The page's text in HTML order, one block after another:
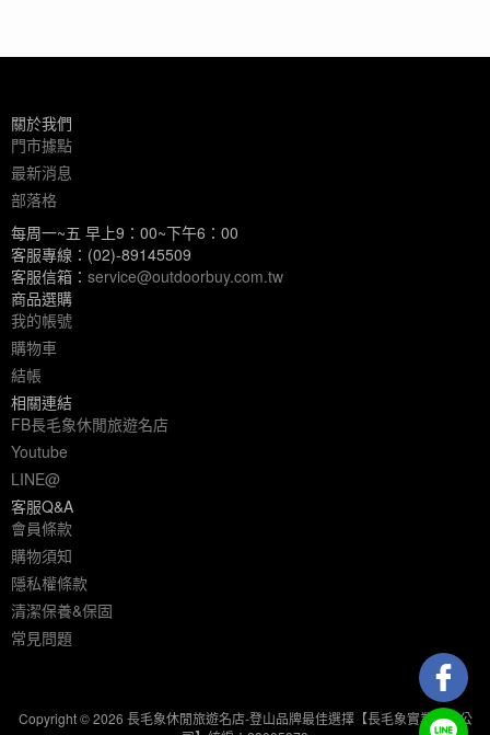
關於我們
門市據點
最新消息
部落格
每周一~五 早上9：00~下午6：00
客服專線：(02)-89145509
客服信箱： service@outdoorbuy.com.tw
商品選購
我的帳號
購物車
結帳
相關連結
FB長毛象休閒旅遊名店
Youtube
LINE@
客服Q&A
會員條款
購物須知
隱私權條款
清潔保養&保固
常見問題
Copyright © 2026 長毛象休閒旅遊名店-登山品牌最佳選擇【長毛象實業有限公